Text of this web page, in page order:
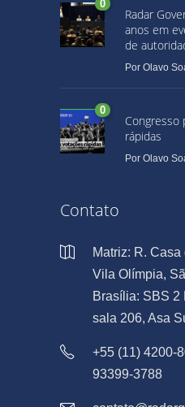
0
Radar
anos em
de
Por Olavo
0
Congresso
rápidas
Por Olavo
Contato
Matriz: R. Casa
Vila Olímpia,
Brasília: SBS 2
sala 206, Asa
+55 (11) 4200-
93399-3788